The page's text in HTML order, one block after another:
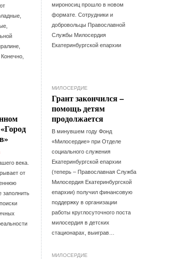
мироносиц прошло в новом
формате. Сотрудники и
добровольцы Православной
Службы Милосердия
Екатеринбургской епархии
века.
от
заполнить
МИЛОСЕРДИЕ
Грант закончился –
помощь детям
продолжается
В минувшем году Фонд
«Милосердие» при Отделе
социального служения
Екатеринбургской епархии
(теперь – Православная Служба
Милосердия Екатеринбургской
епархии) получил финансовую
поддержку в организации
работы круглосуточного поста
милосердия в детских
стационарах, выиграв…
МИЛОСЕРДИЕ